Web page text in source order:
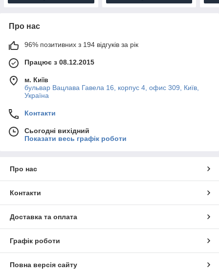
Про нас
96% позитивних з 194 відгуків за рік
Працює з 08.12.2015
м. Київ
бульвар Вацлава Гавела 16, корпус 4, офис 309, Київ,
Україна
Контакти
Сьогодні вихідний
Показати весь графік роботи
Про нас
Контакти
Доставка та оплата
Графік роботи
Повна версія сайту